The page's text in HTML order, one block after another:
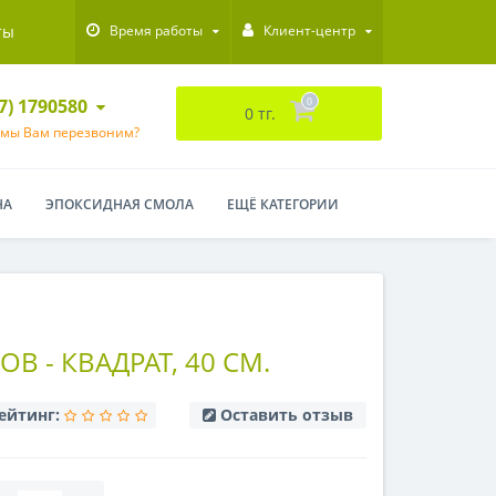
Время работы Клиент-центр
1790580
Вам перезвоним?
0 тг.
0
ЭПОКСИДНАЯ СМОЛА ЕЩЁ КАТЕГОРИИ
- КВАДРАТ, 40 СМ.
Оставить отзыв